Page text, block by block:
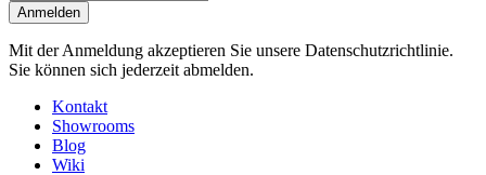
Anmelden
Mit der Anmeldung akzeptieren Sie unsere Datenschutzrichtlinie.
Sie können sich jederzeit abmelden.
Kontakt
Showrooms
Blog
Wiki